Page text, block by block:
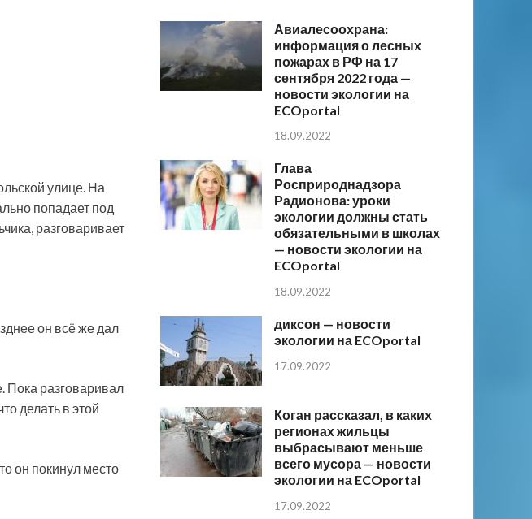
улице. На
попадает под
разговаривает
он всё же дал
Пока разговаривал
делать в этой
он покинул место
Авиалесоохрана:
информация о лесных
пожарах в РФ на 17
сентября 2022 года —
новости экологии на
ECOportal
18.09.2022
Глава
Росприроднадзора
Радионова: уроки
экологии должны стать
обязательными в школах
— новости экологии на
ECOportal
18.09.2022
диксон — новости
экологии на ECOportal
17.09.2022
Коган рассказал, в каких
регионах жильцы
выбрасывают меньше
всего мусора — новости
экологии на ECOportal
17.09.2022